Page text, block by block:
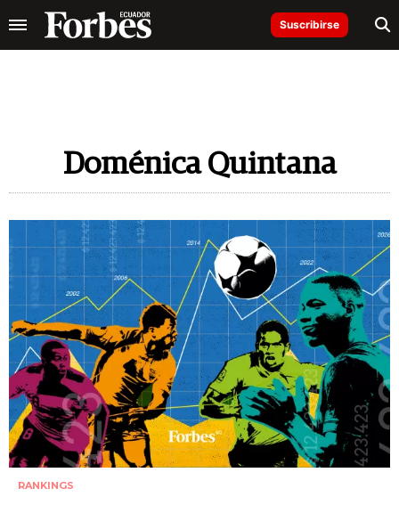
Suscribirse
Doménica Quintana
RANKINGS